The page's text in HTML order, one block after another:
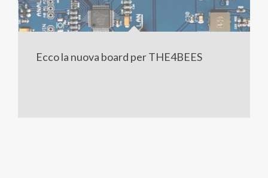
Ecco la nuova board per THE4BEES